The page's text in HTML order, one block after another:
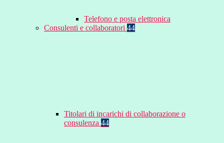
Telefono e posta elettronica
Consulenti e collaboratori 44
Titolari di incarichi di collaborazione o
consulenza 44